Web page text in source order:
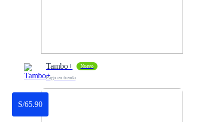
Tambo+ Nuevo
Pago en tienda
S/65.90